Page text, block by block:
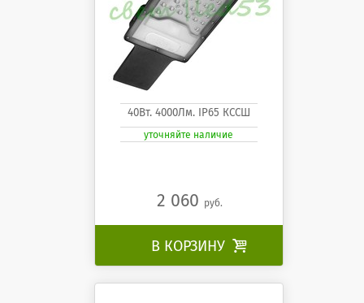
40Вт. 4000Лм. IP65 КССШ
уточняйте наличие
2 060 руб.
В КОРЗИНУ 